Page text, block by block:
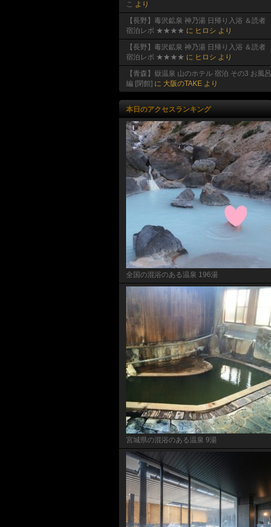
こ より
【長野】毒沢鉱泉 神乃湯 日帰り入浴 ＆読者
宿泊レポ ★★★★ に ヒロシ より
【長野】毒沢鉱泉 神乃湯 日帰り入浴 ＆読者
宿泊レポ ★★★★ に ヒロシ より
【青森】嶽温泉 山のホテル 宿泊 その3 お風呂
編 [閉館] に 大阪のTAKE より
本日のアクセスランキング
全国の混浴のある温泉 196湯
宮城県の混浴のある温泉 9湯